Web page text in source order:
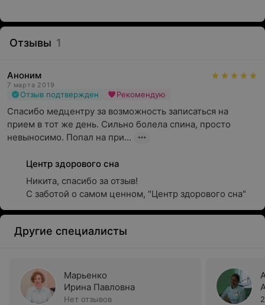
Отзывы 1
Аноним
7 марта 2019
Отзыв подтвержден Рекомендую
Спасибо медцентру за возможность записаться на
прием в тот же день. Сильно болела спина, просто
невыносимо. Попал на при...
Центр здорового сна
Никита, спасибо за отзыв!
С заботой о самом ценном, "Центр здорового сна"
Другие специалисты
Марьенко
Ирина Павловна
Нет отзывов